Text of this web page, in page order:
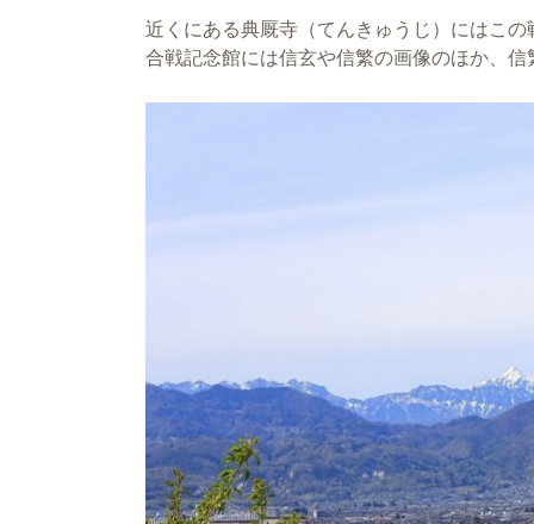
近くにある典厩寺（てんきゅうじ）にはこ
合戦記念館には信玄や信繁の画像のほか、